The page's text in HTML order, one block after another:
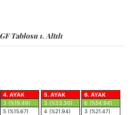
Tablosu 1. Altılı
4. AYAK
3 (%19.49)
5 (%15.67)
5. AYAK
3 (%33.30)
4 (%21.94)
6. AYAK
6 (%54.94)
3 (%21.47)